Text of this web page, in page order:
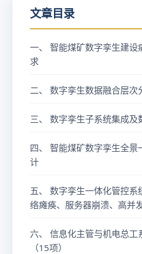
文章目录
一、 智能煤矿数字孪生建设
求
二、 数字孪生数据融合层次
三、 数字孪生子系统集成及
四、 智能煤矿数字孪生全景
计
五、 数字孪生一体化管控系
络瘫痪、服务器崩溃、高并
六、 信息化主管与机电总工
（15项）